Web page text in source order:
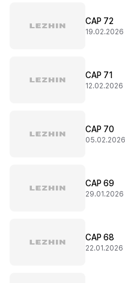
CAP 72
19.02.2026
CAP 71
12.02.2026
CAP 70
05.02.2026
CAP 69
29.01.2026
CAP 68
22.01.2026